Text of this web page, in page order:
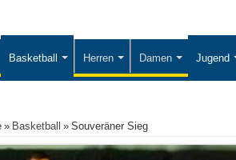
Basketball Herren Damen Jugend
» Basketball » Souveräner Sieg